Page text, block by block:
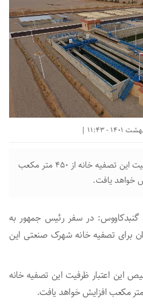
در صورت تخصیص این اعتبار ظرفیت این تصفیه خانه از ۴۵۰ متر مکعب
در سفر رئیس جمهور به
۲۰ میلیارد تومان برای تصفیه خانه شهرک صنعتی این
این اعتبار ظرفیت این تصفیه خانه